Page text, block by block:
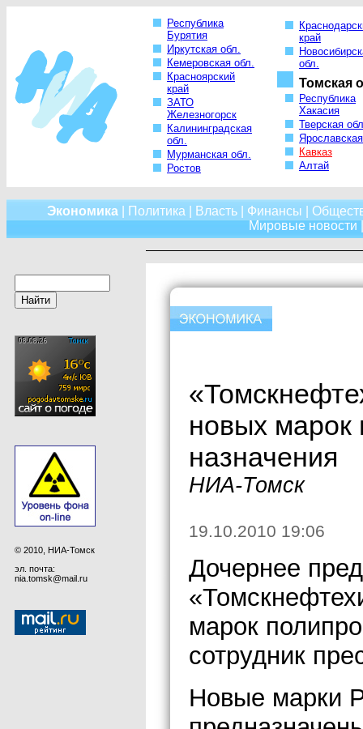
Республика
Бурятия
Иркутская обл.
Кемеровская обл.
Красноярский
край
ЗАТО
Железногорск
Калининградская
обл.
Мурманская обл.
Ростов
край
обл.
Томская
Республика
Хакасия
Тверская
Кавказ
Алтай
Экономика| Политика Власть| Финансы
Мировые новости
© 2010, НИА-Томск
эл. почта:
nia.tomsk@mail.ru
новых марок
назначения
НИА-Томск
19.10.2010 19:06
Дочернее
марок
сотрудник
Новые марки